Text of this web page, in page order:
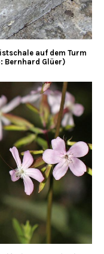
auf dem Turm
Bernhard Glüer)